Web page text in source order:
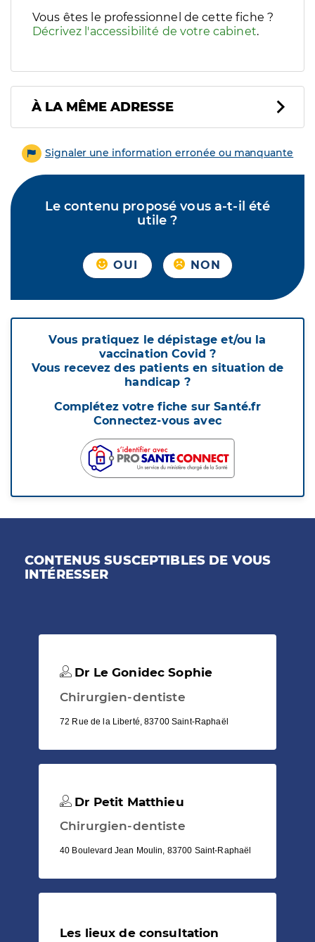
Vous êtes le professionnel de cette fiche ?
Décrivez l'accessibilité de votre cabinet.
À LA MÊME ADRESSE
Signaler une information erronée ou manquante
Le contenu proposé vous a-t-il été
utile ?
OUI NON
Vous pratiquez le dépistage et/ou la
vaccination Covid ?
Vous recevez des patients en situation de
handicap ?
Complétez votre fiche sur Santé.fr
Connectez-vous avec
CONTENUS SUSCEPTIBLES DE VOUS
INTÉRESSER
Dr Le Gonidec Sophie
Chirurgien-dentiste
72 Rue de la Liberté, 83700 Saint-Raphaël
Dr Petit Matthieu
Chirurgien-dentiste
40 Boulevard Jean Moulin, 83700 Saint-Raphaël
Les lieux de consultation